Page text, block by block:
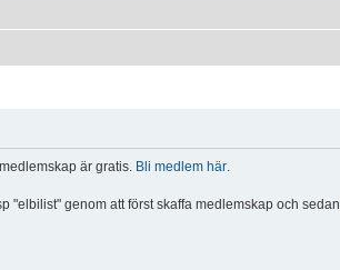
är gratis. Bli medlem här
"elbilist" genom att först skaffa medlemskap och sedan